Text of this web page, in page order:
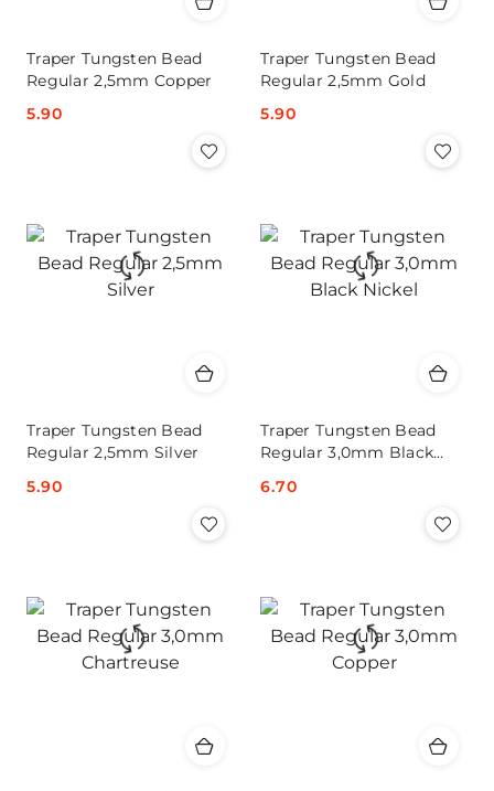
Traper Tungsten Bead
Regular 2,5mm Copper
Cena:
5.90
Traper Tungsten Bead
Regular 2,5mm Gold
Cena:
5.90
Traper Tungsten Bead
Regular 2,5mm Silver
Cena:
5.90
Traper Tungsten Bead
Regular 3,0mm Black
Cena:
6.70